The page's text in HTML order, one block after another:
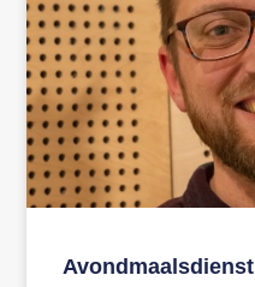
Avondmaalsdienst